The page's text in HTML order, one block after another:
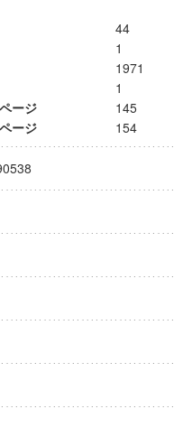
44
1
1971
1
ージ
145
ージ
154